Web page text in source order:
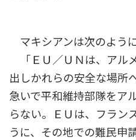
マキシアンは次のよう
「ＥＵ／ＵＮは、アル
出しかれらの安全な場所
急いで平和維持部隊をア
らない。ＥＵは、フラン
うに、その地での難民申